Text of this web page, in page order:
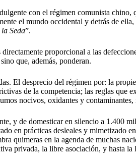
con el régimen comunista chino,
el mundo occidental y detrás de
Seda”.
proporcional a las
que, además, ponderan.
El desprecio del régimen por: la
de la competencia; las reglas que
nocivos, oxidantes y
y de domesticar en silencio a 1.400
en prácticas desleales y mimetizado
quimeras en la agenda de muchas
privada, la libre asociación, y hasta la